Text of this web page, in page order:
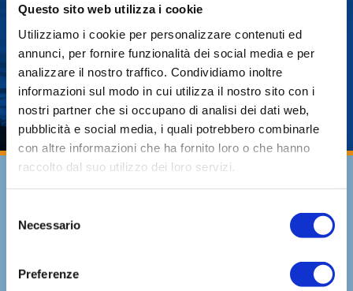
Questo sito web utilizza i cookie
Utilizziamo i cookie per personalizzare contenuti ed
annunci, per fornire funzionalità dei social media e per
analizzare il nostro traffico. Condividiamo inoltre
informazioni sul modo in cui utilizza il nostro sito con i
nostri partner che si occupano di analisi dei dati web,
pubblicità e social media, i quali potrebbero combinarle
con altre informazioni che ha fornito loro o che hanno
raccolto dal suo utilizzo dei loro servizi.
delNecessario
Preferenze
elettrica e gas naturale sul mercato libero a
privati e aziende, offrendo un risparmio dato
da prezzi vantaggiosi e soluzioni di risparmio
energetico.
CONTINUA A LEGGERE
CHIEDI UN’OFFERTA
personalizzata e conveniente.